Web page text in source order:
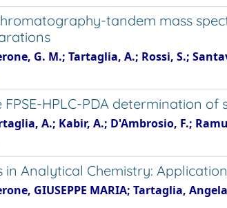
tandem mass
G. M.; Tartaglia, A.; Rossi, S.;
HPLC-PDA determination of
A.; Kabir, A.; D'Ambrosio, F.;
in Analytical Chemistry:
GIUSEPPE MARIA; Tartaglia,